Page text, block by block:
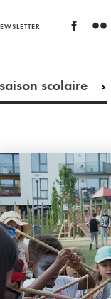
scolaire